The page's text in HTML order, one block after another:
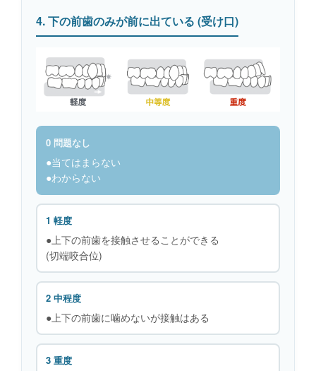
4. 下の前歯のみが前に出ている (受け口)
0 問題なし
●当てはまらない
●わからない
1 軽度
●上下の前歯を接触させることができる
(切端咬合位)
2 中程度
●上下の前歯に噛めないが接触はある
3 重度